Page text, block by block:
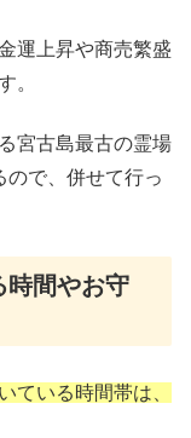
運上昇や商売繁盛
。
宮古島最古の霊場
ので、併せて行っ
時間やお守
ている時間帯は、